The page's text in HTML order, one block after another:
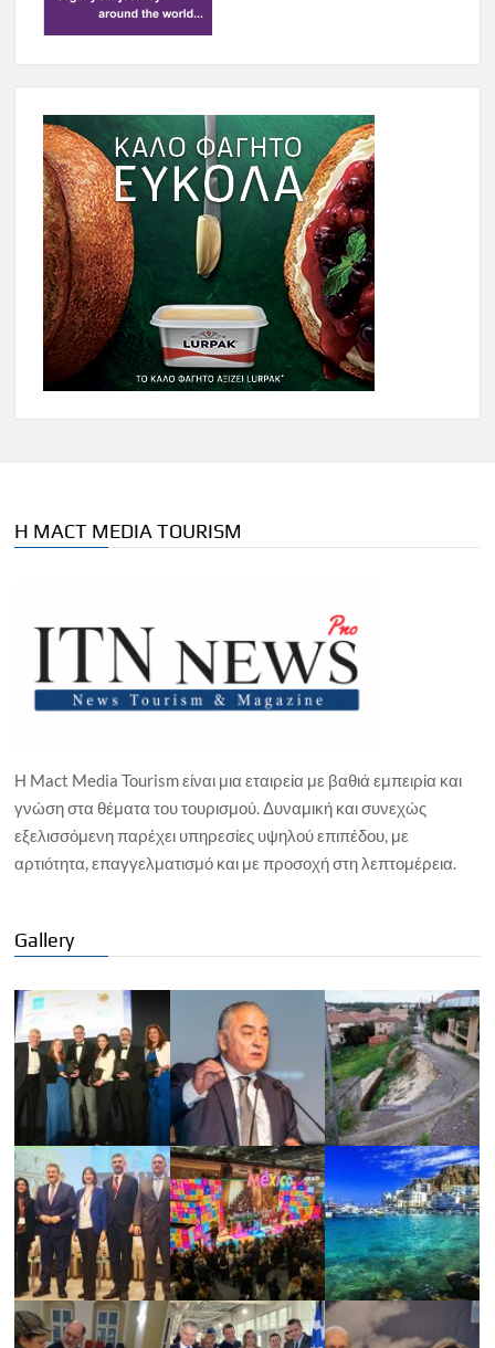
Η MACT MEDIA TOURISM
Η Mact Media Tourism είναι μια εταιρεία με βαθιά εμπειρία και
γνώση στα θέματα του τουρισμού. Δυναμική και συνεχώς
εξελισσόμενη παρέχει υπηρεσίες υψηλού επιπέδου, με
αρτιότητα, επαγγελματισμό και με προσοχή στη λεπτομέρεια.
Gallery